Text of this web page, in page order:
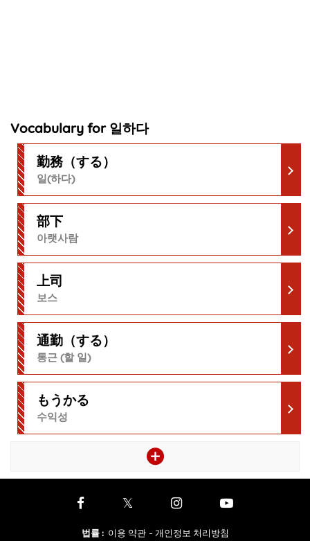
Vocabulary for 일하다
勤務（する）
일(하다)
部下
아랫사람
上司
보스
通勤（する）
통근 (할 일)
もうかる
수익성
법률: 이용 약관 - 개인정보 처리방침